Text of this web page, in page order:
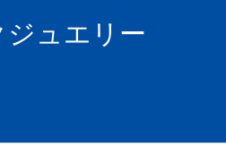
ュエリー